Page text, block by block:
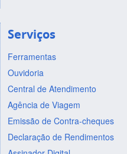
Serviços
Ferramentas
Ouvidoria
Central de Atendimento
Agência de Viagem
Emissão de Contra-cheques
Declaração de Rendimentos